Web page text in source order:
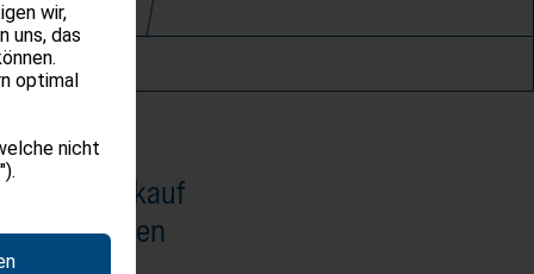
den Verkauf
Wir freuen
wir,
uns, das
optimal
nicht